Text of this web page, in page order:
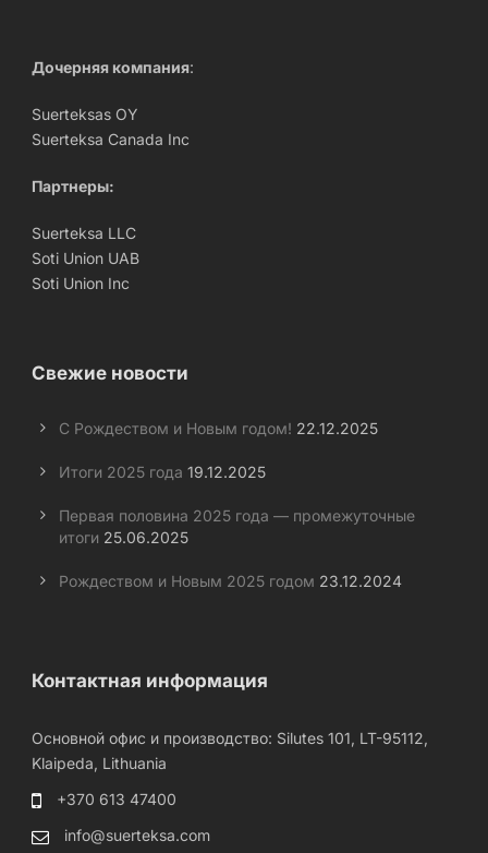
Дочерняя компания:
Suerteksas OY
Suerteksa Canada Inc
Партнеры:
Suerteksa LLC
Soti Union UAB
Soti Union Inc
Свежие новости
С Рождеством и Новым годом! 22.12.2025
Итоги 2025 года 19.12.2025
Первая половина 2025 года — промежуточные
итоги 25.06.2025
Рождеством и Новым 2025 годом 23.12.2024
Контактная информация
Основной офис и производство: Silutes 101, LT-95112,
Klaipeda, Lithuania
+370 613 47400
info@suerteksa.com